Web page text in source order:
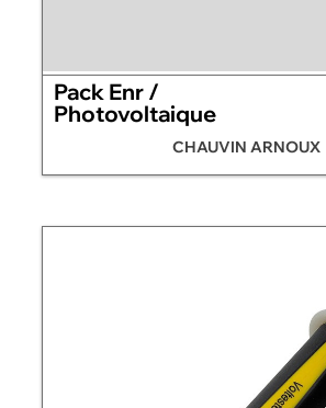
Pack Enr /
Photovoltaique
CHAUVIN ARNOUX